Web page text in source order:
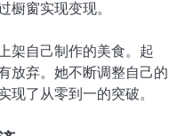
橱窗实现变现。
架自己制作的美食。起
放弃。她不断调整自己的
现了从零到一的突破。